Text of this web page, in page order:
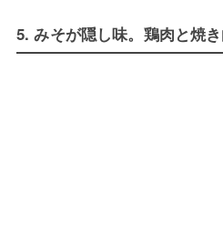
5. みそが隠し味。鶏肉と焼